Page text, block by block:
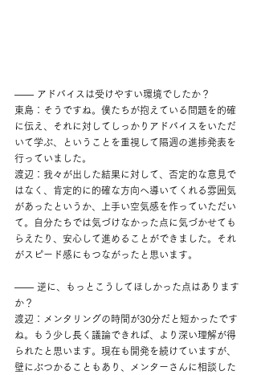
―― アドバイスは受けやすい環境でしたか？
東島：そうですね。僕たちが抱えている問題を的確
に伝え、それに対してしっかりアドバイスをいただ
いて学ぶ、ということを重視して隔週の進捗発表を
行っていました。
渡辺：我々が出した結果に対して、否定的な意見で
はなく、肯定的に的確な方向へ導いてくれる雰囲気
があったというか、上手い空気感を作っていただい
て。自分たちでは気づけなかった点に気づかせても
らえたり、安心して進めることができました。それ
がスピード感にもつながったと思います。
―― 逆に、もっとこうしてほしかった点はあります
か？
渡辺：メンタリングの時間が30分だと短かったです
ね。もう少し長く議論できれば、より深い理解が得
られたと思います。現在も開発を続けていますが、
壁にぶつかることもあり、メンターさんに相談した